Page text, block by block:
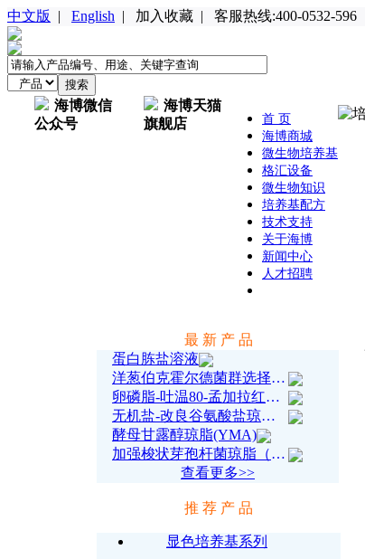
中文版 | English | 加入收藏 | 客服热线:400-0532-596
海博微信
公众号
海博天猫
旗舰店
首 页
海博商城
微生物培养基
格汇设备
微生物知识
培养基配方
技术支持
关于海博
新闻中心
人才招聘
最 新 产 品
蛋白胨盐溶液
洋葱伯克霍尔德菌群选择性琼脂培养基(BCCSA)（颗粒）（中国药典）
卵磷脂-吐温80-孟加拉红培养基
无机盐-改良谷氨酸盐琼脂(MMGA)
酵母甘露醇琼脂(YMA)
加强梭状芽孢杆菌琼脂（RC琼脂）
查看更多>>
推 荐 产 品
显色培养基系列